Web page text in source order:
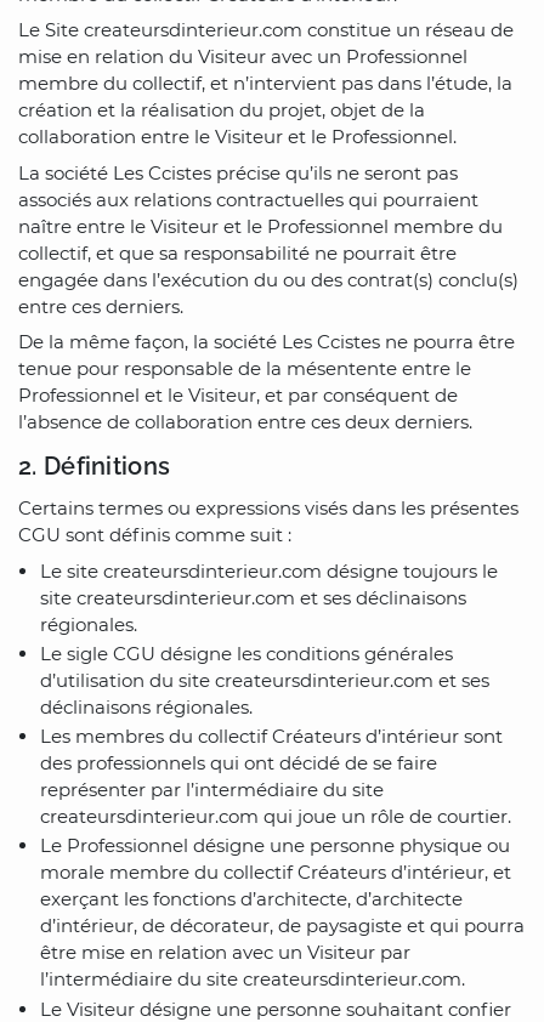
Le Site createursdinterieur.com constitue un réseau de
mise en relation du Visiteur avec un Professionnel
membre du collectif, et n’intervient pas dans l’étude, la
création et la réalisation du projet, objet de la
collaboration entre le Visiteur et le Professionnel.
La société Les Ccistes précise qu’ils ne seront pas
associés aux relations contractuelles qui pourraient
naître entre le Visiteur et le Professionnel membre du
collectif, et que sa responsabilité ne pourrait être
engagée dans l’exécution du ou des contrat(s) conclu(s)
entre ces derniers.
De la même façon, la société Les Ccistes ne pourra être
tenue pour responsable de la mésentente entre le
Professionnel et le Visiteur, et par conséquent de
l’absence de collaboration entre ces deux derniers.
2. Définitions
Certains termes ou expressions visés dans les présentes
CGU sont définis comme suit :
Le site createursdinterieur.com désigne toujours le
site createursdinterieur.com et ses déclinaisons
régionales.
Le sigle CGU désigne les conditions générales
d’utilisation du site createursdinterieur.com et ses
déclinaisons régionales.
Les membres du collectif Créateurs d’intérieur sont
des professionnels qui ont décidé de se faire
représenter par l’intermédiaire du site
createursdinterieur.com qui joue un rôle de courtier.
Le Professionnel désigne une personne physique ou
morale membre du collectif Créateurs d’intérieur, et
exerçant les fonctions d’architecte, d’architecte
d’intérieur, de décorateur, de paysagiste et qui pourra
être mise en relation avec un Visiteur par
l’intermédiaire du site createursdinterieur.com.
Le Visiteur désigne une personne souhaitant confier